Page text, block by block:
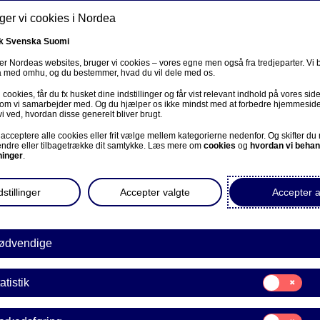
Magasinet
KL 1
window)
Dokumenter Omkostninger
vi cookies i Nordea
Svenska Suomi
Nordeas websites, bruger vi cookies – vores egne men også fra tredjeparter. Vi
med omhu, og du bestemmer, hvad du vil dele med os.
cookies, får du fx husket dine indstillinger og får vist relevant indhold på vores
vi samarbejder med. Og du hjælper os ikke mindst med at forbedre
ved, hvordan disse generelt bliver brugt.
alle cookies eller frit vælge mellem kategorierne nedenfor. Og skifter du
eller tilbagetrække dit samtykke. Læs mere om cookies og hvordan vi
.
Accepter
Accepter valgte
Samtykke
til:
Statistik